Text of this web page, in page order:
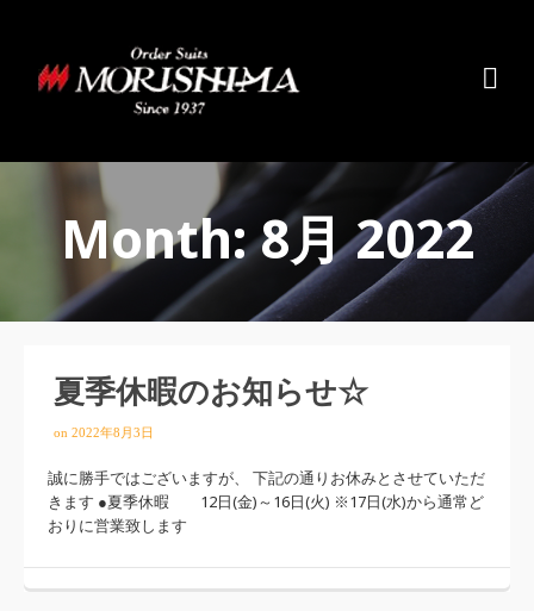
Month: 8月 2022
夏季休暇のお知らせ☆
on 2022年8月3日
誠に勝手ではございますが、 下記の通りお休みとさせていただ
きます ●夏季休暇 12日(金)～16日(火) ※17日(水)から通常ど
おりに営業致します